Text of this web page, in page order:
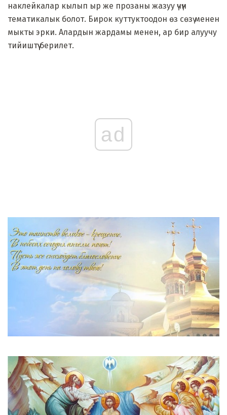
наклейкалар кылып ыр же прозаны жазуу үчүн
тематикалык болот. Бирок куттуктоодон өз сөзү менен
мыкты эрки. Алардын жардамы менен, ар бир алуучу
тийиштүү берилет.
ad